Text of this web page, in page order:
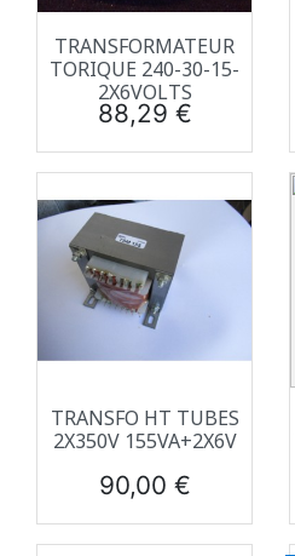
TRANSFORMATEUR
TORIQUE 240-30-15-
2X6VOLTS
Prix
88,29 €
TRANSFO HT TUBES
2X350V 155VA+2X6V
Prix
90,00 €